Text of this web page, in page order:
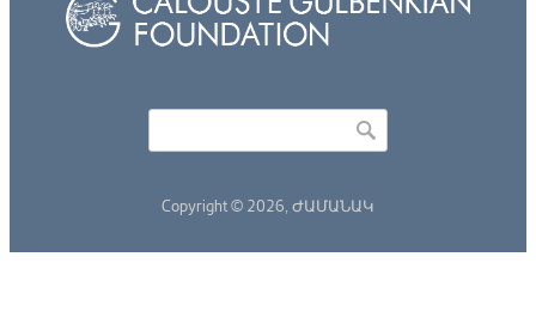
Copyright © 2026, ԺԱՄԱՆԱԿ